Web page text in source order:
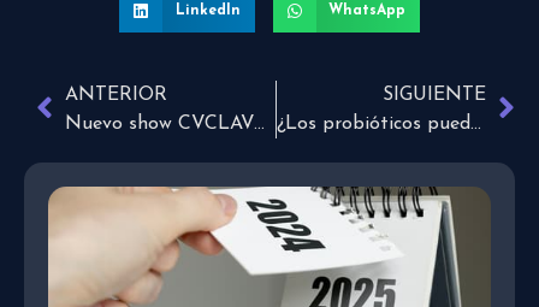
LinkedIn WhatsApp
ANTERIOR
Nuevo show CVCLAVOZ: Carla in da house + cambios en la programación
SIGUIENTE
¿Los probióticos pueden mejorar los síntomas del autismo?